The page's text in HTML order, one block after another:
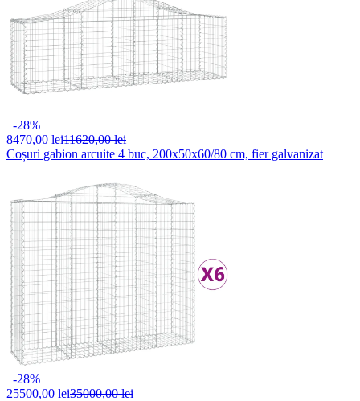
-28%
8470,00 lei11620,00 lei
Coșuri gabion arcuite 4 buc, 200x50x60/80 cm, fier galvanizat
-28%
25500,00 lei35000,00 lei